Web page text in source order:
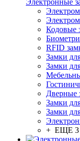
Электронные
Кодовые
RFID
Замки
Замки
Дверные
Замки
Замки
+ ЕЩЕ 3